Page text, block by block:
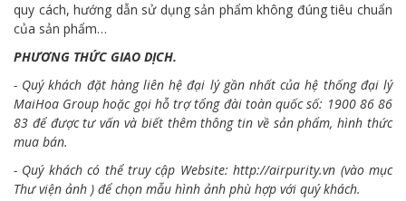
quy cách, hướng dẫn sử dụng sản phẩm không đúng tiêu chuẩn
của sản phẩm…
PHƯƠNG THỨC GIAO DỊCH.
- Quý khách đặt hàng liên hệ đại lý gần nhất của hệ thống đại lý
MaiHoa Group hoặc gọi hỗ trợ tổng đài toàn quốc số: 1900 86 86
83 để được tư vấn và biết thêm thông tin về sản phẩm, hình thức
mua bán.
- Quý khách có thể truy cập Website:http://airpurity.vn (vào mục
Thư viện ảnh ) để chọn mẫu hình ảnh phù hợp với quý khách.